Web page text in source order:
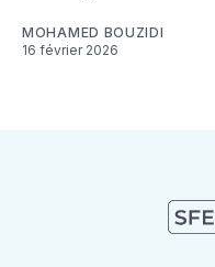
MOHAMED BOUZIDI
16 février 2026